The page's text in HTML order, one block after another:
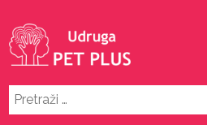
Pretraži: